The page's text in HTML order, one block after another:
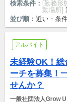
検索条件： [勤務形
動場所]
並び順： 近い・条
アルバイト
未経験OK！
ーチを募集！
せんか？
一般社団法人Grow